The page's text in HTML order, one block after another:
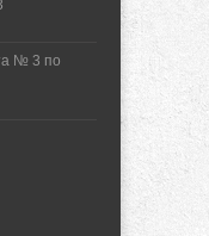
№ 3 по